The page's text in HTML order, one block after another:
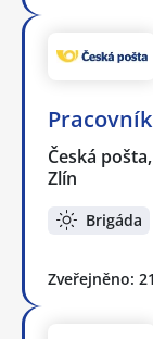
Česká
Zlín
Brigáda
Zveřejněno: